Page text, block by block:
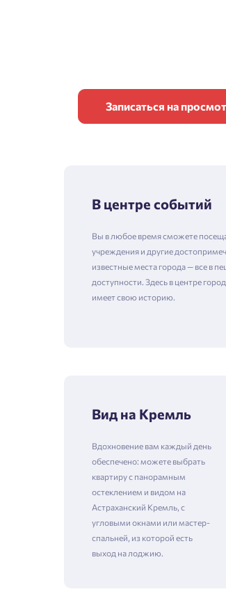
Записаться на
В центре событий
Вы в любое время сможете
учреждения и другие
известные места города — все в
доступности. Здесь в центре
имеет свою историю.
Вид на Кремль
Вдохновение вам каждый день
обеспечено: можете выбрать
квартиру с панорамным
остеклением и видом на
Астраханский Кремль, с
угловыми окнами или мастер-
спальней, из которой есть
выход на лоджию.